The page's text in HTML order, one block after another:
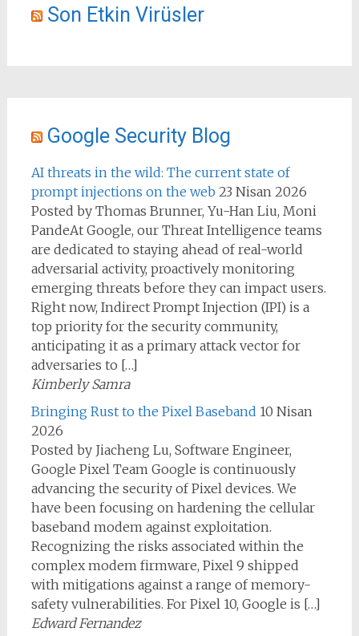
Son Etkin Virüsler
Google Security Blog
AI threats in the wild: The current state of
prompt injections on the web 23 Nisan 2026
Posted by Thomas Brunner, Yu-Han Liu, Moni
PandeAt Google, our Threat Intelligence teams
are dedicated to staying ahead of real-world
adversarial activity, proactively monitoring
emerging threats before they can impact users.
Right now, Indirect Prompt Injection (IPI) is a
top priority for the security community,
anticipating it as a primary attack vector for
adversaries to […]
Kimberly Samra
Bringing Rust to the Pixel Baseband 10 Nisan
2026
Posted by Jiacheng Lu, Software Engineer,
Google Pixel Team Google is continuously
advancing the security of Pixel devices. We
have been focusing on hardening the cellular
baseband modem against exploitation.
Recognizing the risks associated within the
complex modem firmware, Pixel 9 shipped
with mitigations against a range of memory-
safety vulnerabilities. For Pixel 10, Google is […]
Edward Fernandez